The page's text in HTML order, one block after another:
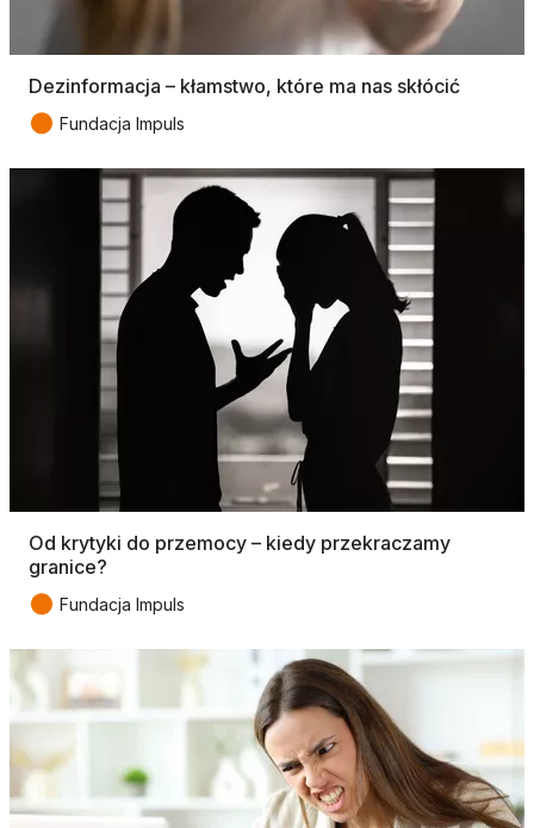
Dezinformacja – kłamstwo, które ma nas skłócić
● Fundacja Impuls
Od krytyki do przemocy – kiedy przekraczamy
granice?
● Fundacja Impuls